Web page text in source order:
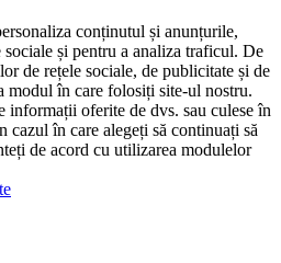
conținutul și anunțurile,
și pentru a analiza traficul. De
de rețele sociale, de publicitate și de
în care folosiți site-ul nostru.
informații oferite de dvs. sau culese în
în care alegeți să continuați să
de acord cu utilizarea modulelor